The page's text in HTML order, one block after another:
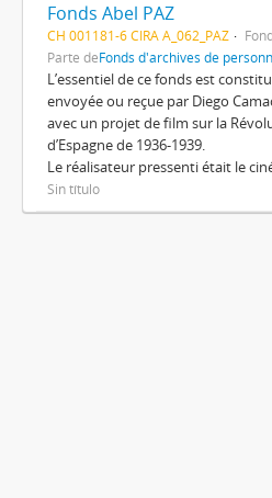
Fonds Abel PAZ
CH 001181-6 CIRA A_062_PAZ
Parte deFonds d'archives de
L’essentiel de ce fonds est
envoyée ou reçue par Diego
avec un projet de film sur la
d’Espagne de 1936-1939.
Le réalisateur pressenti était le
Sin título